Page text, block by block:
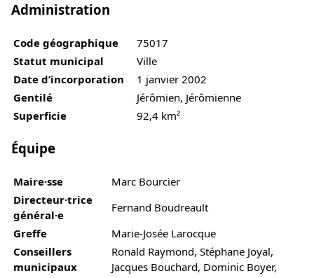
Administration
Code géographique
75017
Statut municipal
Ville
Date d’incorporation
1 janvier 2002
Gentilé
Jérômien, Jérômienne
Superficie
92,4 km²
Équipe
Maire·sse
Marc Bourcier
Directeur·trice
général·e
Fernand Boudreault
Greffe
Marie-Josée Larocque
Conseillers
municipaux
Ronald Raymond, Stéphane Joyal,
Jacques Bouchard, Dominic Boyer,